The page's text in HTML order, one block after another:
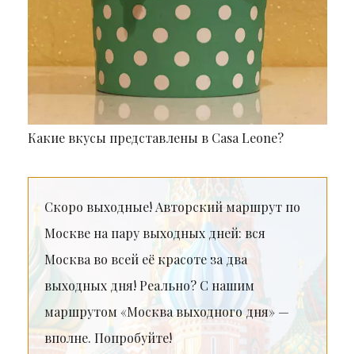
Какие вкусы представлены в Casa Leone?
Скоро выходные! Авторский маршрут по
Москве на пару выходных дней: вся
Москва во всей её красоте за два
выходных дня! Реально? С нашим
маршрутом «Москва выходного дня» —
вполне. Попробуйте!